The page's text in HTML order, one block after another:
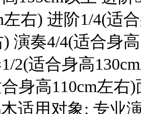
左右) 进阶1/4(适
) 演奏4/4(适合身
2(适合身高
身高110cm左
适用对象: 专业